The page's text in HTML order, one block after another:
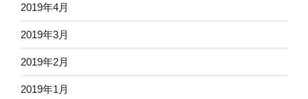
2019年4月
2019年3月
2019年2月
2019年1月